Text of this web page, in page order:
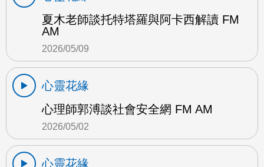
夏木老師談托特塔羅與阿卡西解讀 FM
AM
2026/05/09
心靈花緣
心理師郭溥談社會安全網 FM AM
2026/05/02
心靈花緣